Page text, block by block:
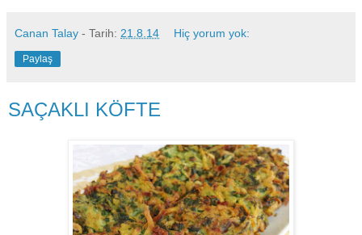
Canan Talay - Tarih: 21.8.14 Hiç yorum yok:
Paylaş
SAÇAKLI KÖFTE